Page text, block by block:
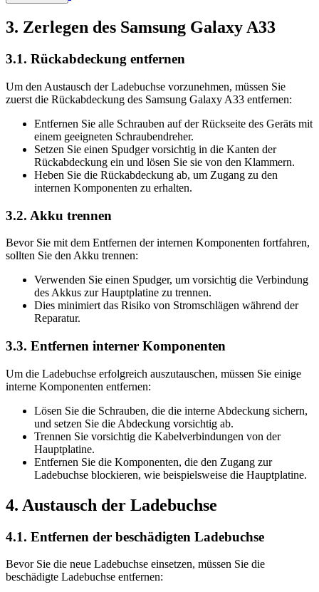
3. Zerlegen des Samsung Galaxy A33
3.1. Rückabdeckung entfernen
Um den Austausch der Ladebuchse vorzunehmen, müssen Sie
zuerst die Rückabdeckung des Samsung Galaxy A33 entfernen:
Entfernen Sie alle Schrauben auf der Rückseite des Geräts mit
einem geeigneten Schraubendreher.
Setzen Sie einen Spudger vorsichtig in die Kanten der
Rückabdeckung ein und lösen Sie sie von den Klammern.
Heben Sie die Rückabdeckung ab, um Zugang zu den
internen Komponenten zu erhalten.
3.2. Akku trennen
Bevor Sie mit dem Entfernen der internen Komponenten fortfahren,
sollten Sie den Akku trennen:
Verwenden Sie einen Spudger, um vorsichtig die Verbindung
des Akkus zur Hauptplatine zu trennen.
Dies minimiert das Risiko von Stromschlägen während der
Reparatur.
3.3. Entfernen interner Komponenten
Um die Ladebuchse erfolgreich auszutauschen, müssen Sie einige
interne Komponenten entfernen:
Lösen Sie die Schrauben, die die interne Abdeckung sichern,
und setzen Sie die Abdeckung vorsichtig ab.
Trennen Sie vorsichtig die Kabelverbindungen von der
Hauptplatine.
Entfernen Sie die Komponenten, die den Zugang zur
Ladebuchse blockieren, wie beispielsweise die Hauptplatine.
4. Austausch der Ladebuchse
4.1. Entfernen der beschädigten Ladebuchse
Bevor Sie die neue Ladebuchse einsetzen, müssen Sie die
beschädigte Ladebuchse entfernen: